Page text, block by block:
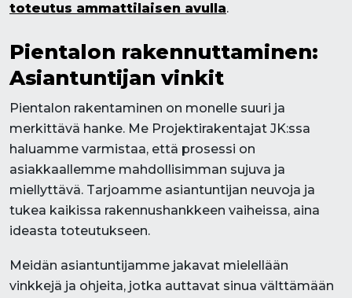
toteutus ammattilaisen avulla.
Pientalon rakennuttaminen:
Asiantuntijan vinkit
Pientalon rakentaminen on monelle suuri ja
merkittävä hanke. Me Projektirakentajat JK:ssa
haluamme varmistaa, että prosessi on
asiakkaallemme mahdollisimman sujuva ja
miellyttävä. Tarjoamme asiantuntijan neuvoja ja
tukea kaikissa rakennushankkeen vaiheissa, aina
ideasta toteutukseen.
Meidän asiantuntijamme jakavat mielellään
vinkkejä ja ohjeita, jotka auttavat sinua välttämään